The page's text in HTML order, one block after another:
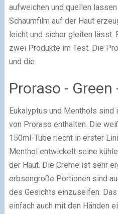
aufweichen und quellen
Schaumfilm auf der Haut
leicht und sicher gleiten lässt.
zwei Produkte im Test. Die
und die
Proraso -
Eukalyptus und Menthols sind
von Proraso enthalten. Die
150ml-Tube riecht in erster
Menthol entwickelt seine
der Haut. Die Creme ist sehr
erbsengroße Portionen sind
des Gesichts einzuseifen.
einfach auch mit den Händen